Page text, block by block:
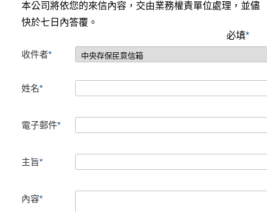
本公司將依您的來信內容，交由業務權責單位處理，並儘
快於七日內答覆。
必填*
收件者*
姓名*
電子郵件*
主旨*
內容*